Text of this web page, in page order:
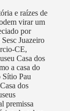
e
de
está
artes
e do
e raízes de
virar um
por
Juazeiro
CE,
Casa dos
a casa do
Sítio Pau
dos
premissa